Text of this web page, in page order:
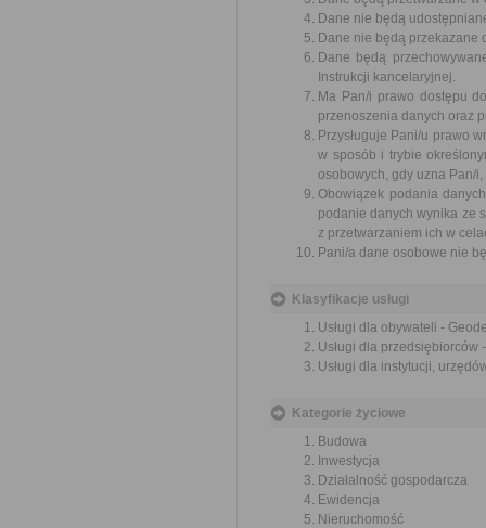
Dane nie będą
Dane nie będą przekazane
Dane będą
Instrukcji kancelaryjnej.
Ma Pan/i prawo dostępu
przenoszenia danych oraz
Przysługuje Pani/u prawo
w sposób i trybie
osobowych, gdy uzna Pan/
Obowiązek podania
podanie danych wynika ze
z przetwarzaniem ich w
Pani/a dane osobowe nie
Klasyfikacje usługi
Usługi dla obywateli -
Usługi dla
Usługi dla instytucji,
Kategorie życiowe
Budowa
Inwestycja
Działalność gospodarcza
Ewidencja
Nieruchomość